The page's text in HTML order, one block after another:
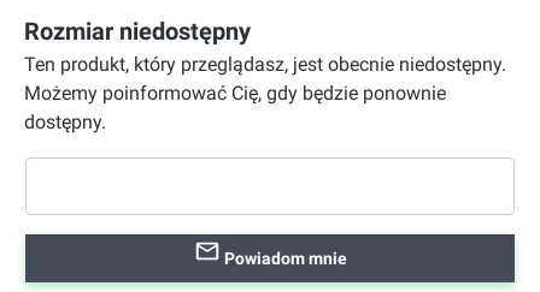
Rozmiar niedostępny
Ten produkt, który przeglądasz, jest obecnie niedostępny.
Możemy poinformować Cię, gdy będzie ponownie
dostępny.
Powiadom mnie